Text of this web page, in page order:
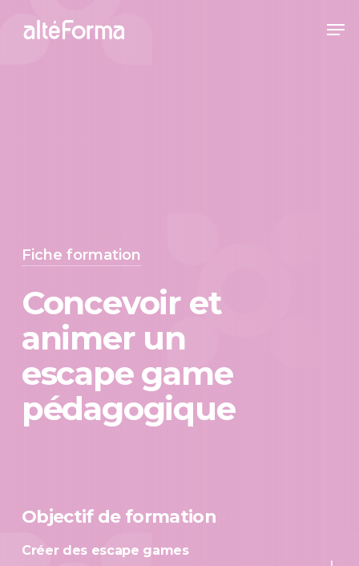
Fiche formation
Concevoir et
animer un
escape game
pédagogique
Objectif de formation
Créer des escape games
Navigate to the